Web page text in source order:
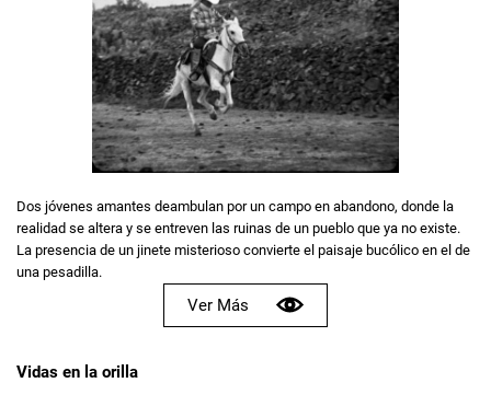
Dos jóvenes amantes deambulan por un campo en abandono, donde la
realidad se altera y se entreven las ruinas de un pueblo que ya no existe.
La presencia de un jinete misterioso convierte el paisaje bucólico en el de
una pesadilla.
Ver Más
Vidas en la orilla